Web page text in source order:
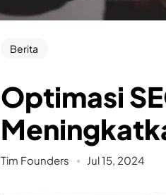
Berita
Optimasi
Tim Founders Jul 15, 2024